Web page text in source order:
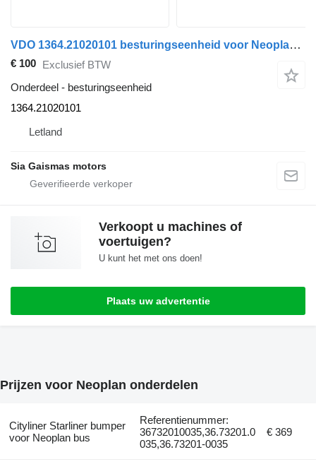
VDO 1364.21020101 besturingseenheid voor Neoplan bus
€ 100 Exclusief BTW
Onderdeel - besturingseenheid
1364.21020101
Letland
Sia Gaismas motors
Verkoopt u machines of
voertuigen?
U kunt het met ons doen!
Plaats uw advertentie
Prijzen voor Neoplan onderdelen
Cityliner Starliner bumper
voor Neoplan bus
Referentienummer:
36732010035,36.73201.0
035,36.73201-0035
€ 369